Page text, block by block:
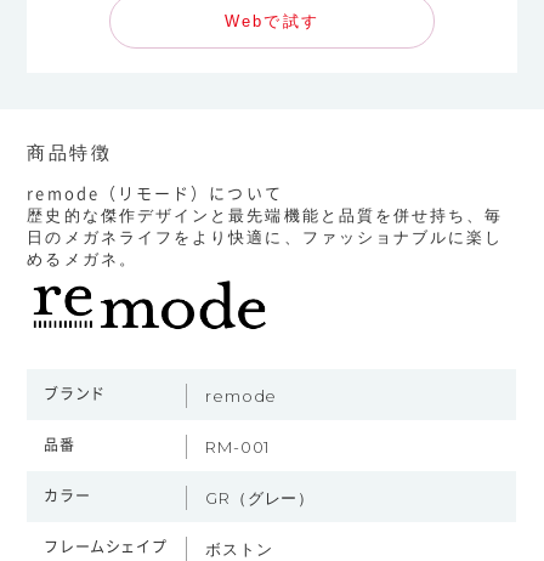
Webで試す
商品特徴
remode（リモード）について
歴史的な傑作デザインと最先端機能と品質を併せ持ち、毎
日のメガネライフをより快適に、ファッショナブルに楽し
めるメガネ。
ブランド remode
品番 RM-001
カラー GR（グレー）
フレームシェイプ ボストン